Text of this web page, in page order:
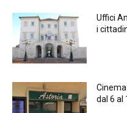
Uffici
i
dal 6 al